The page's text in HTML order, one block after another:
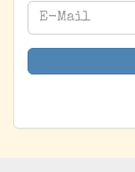
WEITER
ZUR
NEWSLETTER-
ANMELDUNG
E-
Mail